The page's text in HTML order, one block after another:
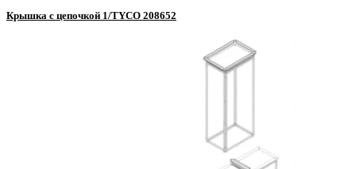
Крышка с цепочкой 1/TYCO 208652